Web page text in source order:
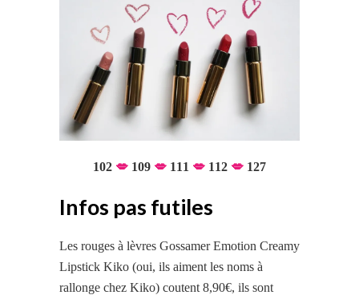
102 💋 109 💋 111 💋 112 💋 127
Infos pas futiles
Les rouges à lèvres Gossamer Emotion Creamy
Lipstick Kiko (oui, ils aiment les noms à
rallonge chez Kiko) coutent 8,90€, ils sont